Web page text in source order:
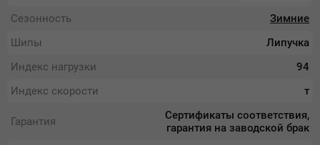
Сезонность
Зимние
Шипы
Липучка
Индекс нагрузки
94
Индекс скорости
т
Гарантия
Сертификаты соответствия,
гарантия на заводской брак